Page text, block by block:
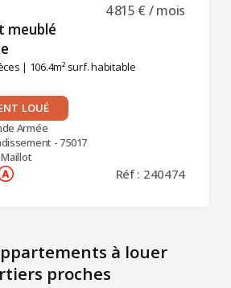
meublé
| 106.4m² surf. habitable
4 815 € / mois
LOUÉ
Armée
- 75017
Réf : 240474
à louer
proches